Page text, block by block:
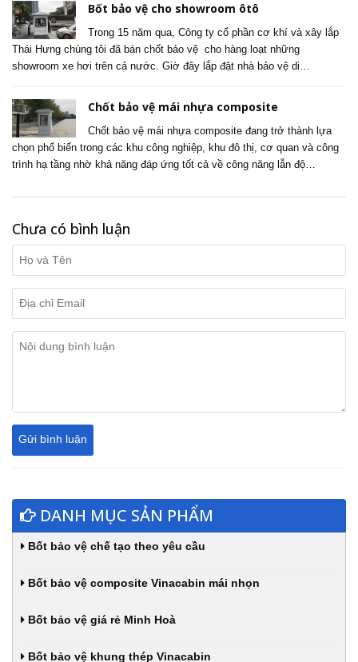
Bốt bảo vệ cho showroom ôtô
Trong 15 năm qua, Công ty cổ phần cơ khí và xây lắp
Thái Hưng chúng tôi đã bán chốt bảo vệ cho hàng loạt những
showroom xe hơi trên cả nước. Giờ đây lắp đặt nhà bảo vệ di…
Chốt bảo vệ mái nhựa composite
Chốt bảo vệ mái nhựa composite đang trở thành lựa
chọn phổ biến trong các khu công nghiệp, khu đô thị, cơ quan và công
trình hạ tầng nhờ khả năng đáp ứng tốt cả về công năng lẫn độ…
Chưa có bình luận
DANH MỤC SẢN PHẨM
Bốt bảo vệ chế tạo theo yêu cầu
Bốt bảo vệ composite Vinacabin mái nhọn
Bốt bảo vệ giá rẻ Minh Hoà
Bốt bảo vệ khung thép Vinacabin